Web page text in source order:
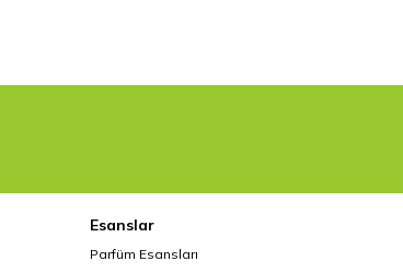
Esanslar
Parfüm Esansları